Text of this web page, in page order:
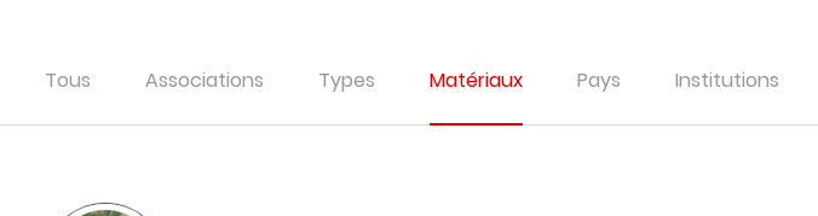
Tous Associations Types Matériaux Pays Institutions